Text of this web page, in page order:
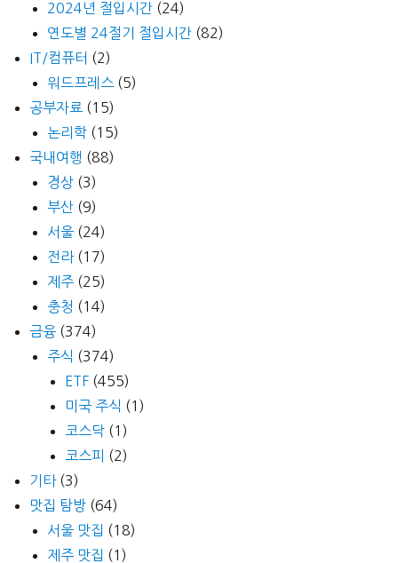
2024년 절입시간 (24)
연도별 24절기 절입시간 (82)
IT/컴퓨터 (2)
워드프레스 (5)
공부자료 (15)
논리학 (15)
국내여행 (88)
경상 (3)
부산 (9)
서울 (24)
전라(17)
제주 (25)
충청 (14)
금융 (374)
주식 (374)
ETF (455)
미국 주식 (1)
코스닥 (1)
코스피 (2)
기타(3)
맛집 탐방 (64)
서울 맛집 (18)
제주 맛집 (1)